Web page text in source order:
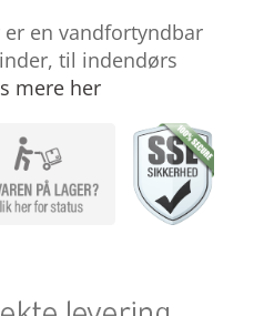
en vandfortyndbar
til indendørs
mere her